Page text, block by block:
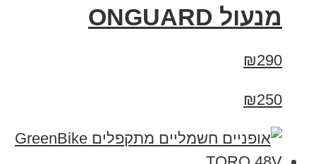
מנעול ONGUARD
₪290
₪250